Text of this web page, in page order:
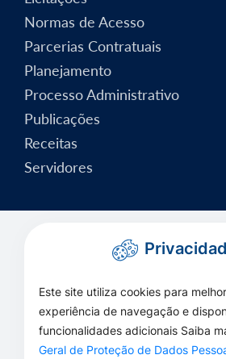
Normas de Acesso
Parcerias Contratuais
Planejamento
Processo Administrativo
Publicações
Receitas
Servidores
Este site utiliza cookies para
experiência de navegação e
funcionalidades adicionais Saiba
Geral de Proteção de Dados